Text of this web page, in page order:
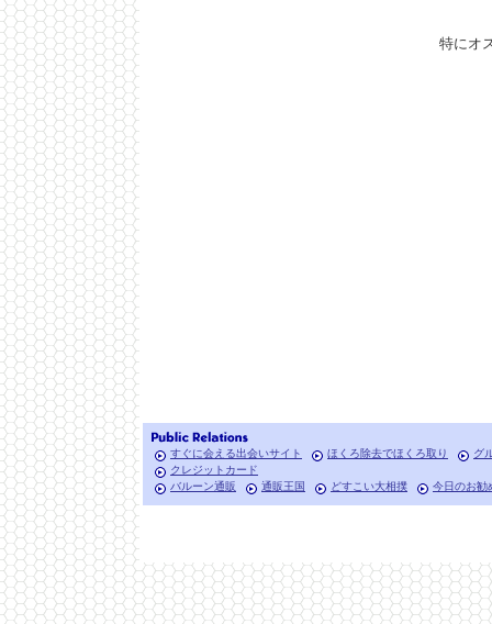
特に
すぐに会える出会いサイト ほくろ除去でほくろ取り
グ
クレジットカード
バルーン通販
通販王国 どすこい大相撲 今日のお勧